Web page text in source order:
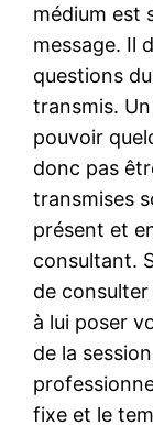
médium est
message. Il
questions
transmis.
pouvoir
donc pas
transmises
présent et
consultant.
de
à lui poser
de la
fixe et le